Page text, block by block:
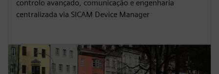
controlo avançado, comunicação e engenharia
centralizada via SICAM Device Manager